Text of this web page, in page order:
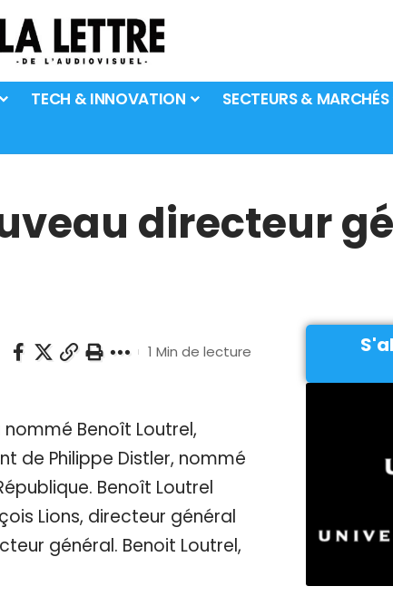
TECH & INNOVATION
SECTEURS & MARCHÉS
directeur
1 Min de lecture
Benoît Loutrel,
de Philippe Distler, nommé
Benoît Loutrel
Lions, directeur général
général. Benoit Loutrel,